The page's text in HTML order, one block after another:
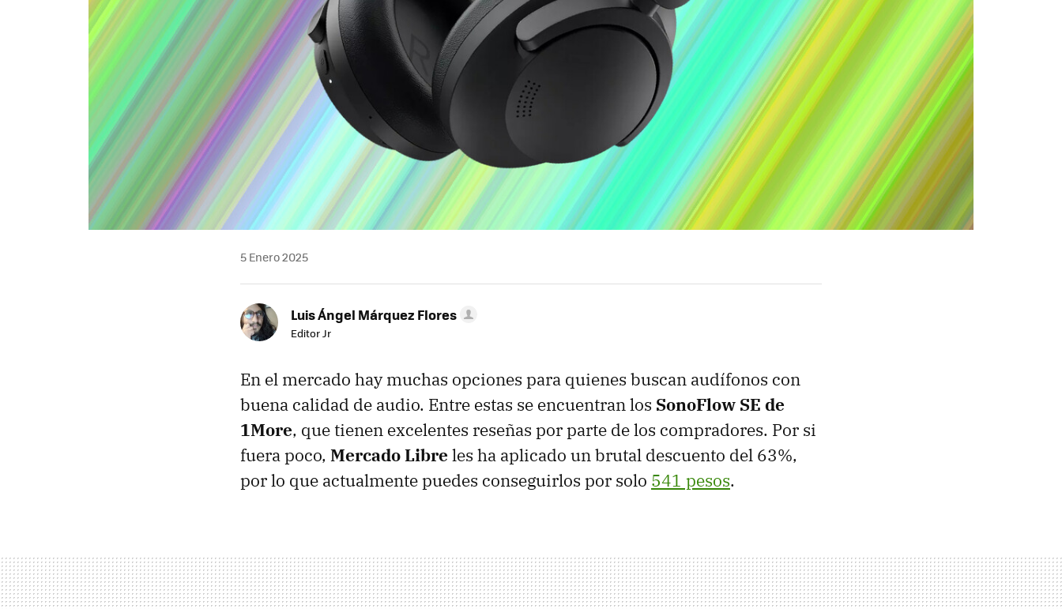
5 Enero 2025
Luis Ángel Márquez Flores
Editor Jr
En el mercado hay muchas opciones para quienes buscan audífonos con
buena calidad de audio. Entre estas se encuentran los SonoFlow SE de
1More, que tienen excelentes reseñas por parte de los compradores. Por si
fuera poco, Mercado Libre les ha aplicado un brutal descuento del 63%,
por lo que actualmente puedes conseguirlos por solo 541 pesos.